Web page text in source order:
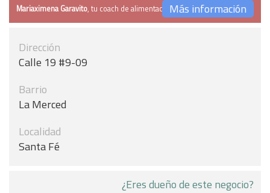
Mariaximena Garavito, tu coach de alimentaciónMás información
Dirección
Calle 19 #9-09
Barrio
La Merced
Localidad
Santa Fé
¿Eres dueño de este negocio?